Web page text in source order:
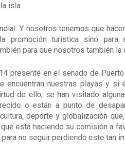
isla.
Y nosotros tenemos que
promoción turística sino
para que nosotros también
presenté en el senado de
nuestras playas y si
de ello, se han visitado
o están a punto de
deporte y globalización
está haciendo su comisión a
no seguir perdiendo este tan